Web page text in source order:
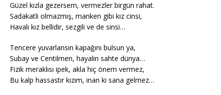
Güzel kızla gezersem, vermezler birgün rahat.
Sadakatli olmazmış, manken gibi kız cinsi,
Havalı kız bellidir, sezgili ve de sinsi…
Tencere yuvarlansın kapağını bulsun ya,
Subay ve Centilmen, hayalin sahte dünya…
Fizik meraklısı ipek, akla hiç önem vermez,
Bu kalp hassastır kızım, inan ki sana gelmez…